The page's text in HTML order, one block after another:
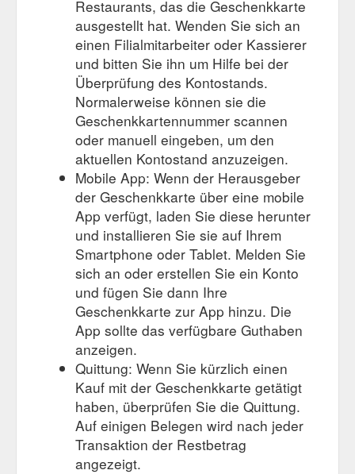
Restaurants, das die Geschenkkarte
ausgestellt hat. Wenden Sie sich an
einen Filialmitarbeiter oder Kassierer
und bitten Sie ihn um Hilfe bei der
Überprüfung des Kontostands.
Normalerweise können sie die
Geschenkkartennummer scannen
oder manuell eingeben, um den
aktuellen Kontostand anzuzeigen.
Mobile App: Wenn der Herausgeber
der Geschenkkarte über eine mobile
App verfügt, laden Sie diese herunter
und installieren Sie sie auf Ihrem
Smartphone oder Tablet. Melden Sie
sich an oder erstellen Sie ein Konto
und fügen Sie dann Ihre
Geschenkkarte zur App hinzu. Die
App sollte das verfügbare Guthaben
anzeigen.
Quittung: Wenn Sie kürzlich einen
Kauf mit der Geschenkkarte getätigt
haben, überprüfen Sie die Quittung.
Auf einigen Belegen wird nach jeder
Transaktion der Restbetrag
angezeigt.